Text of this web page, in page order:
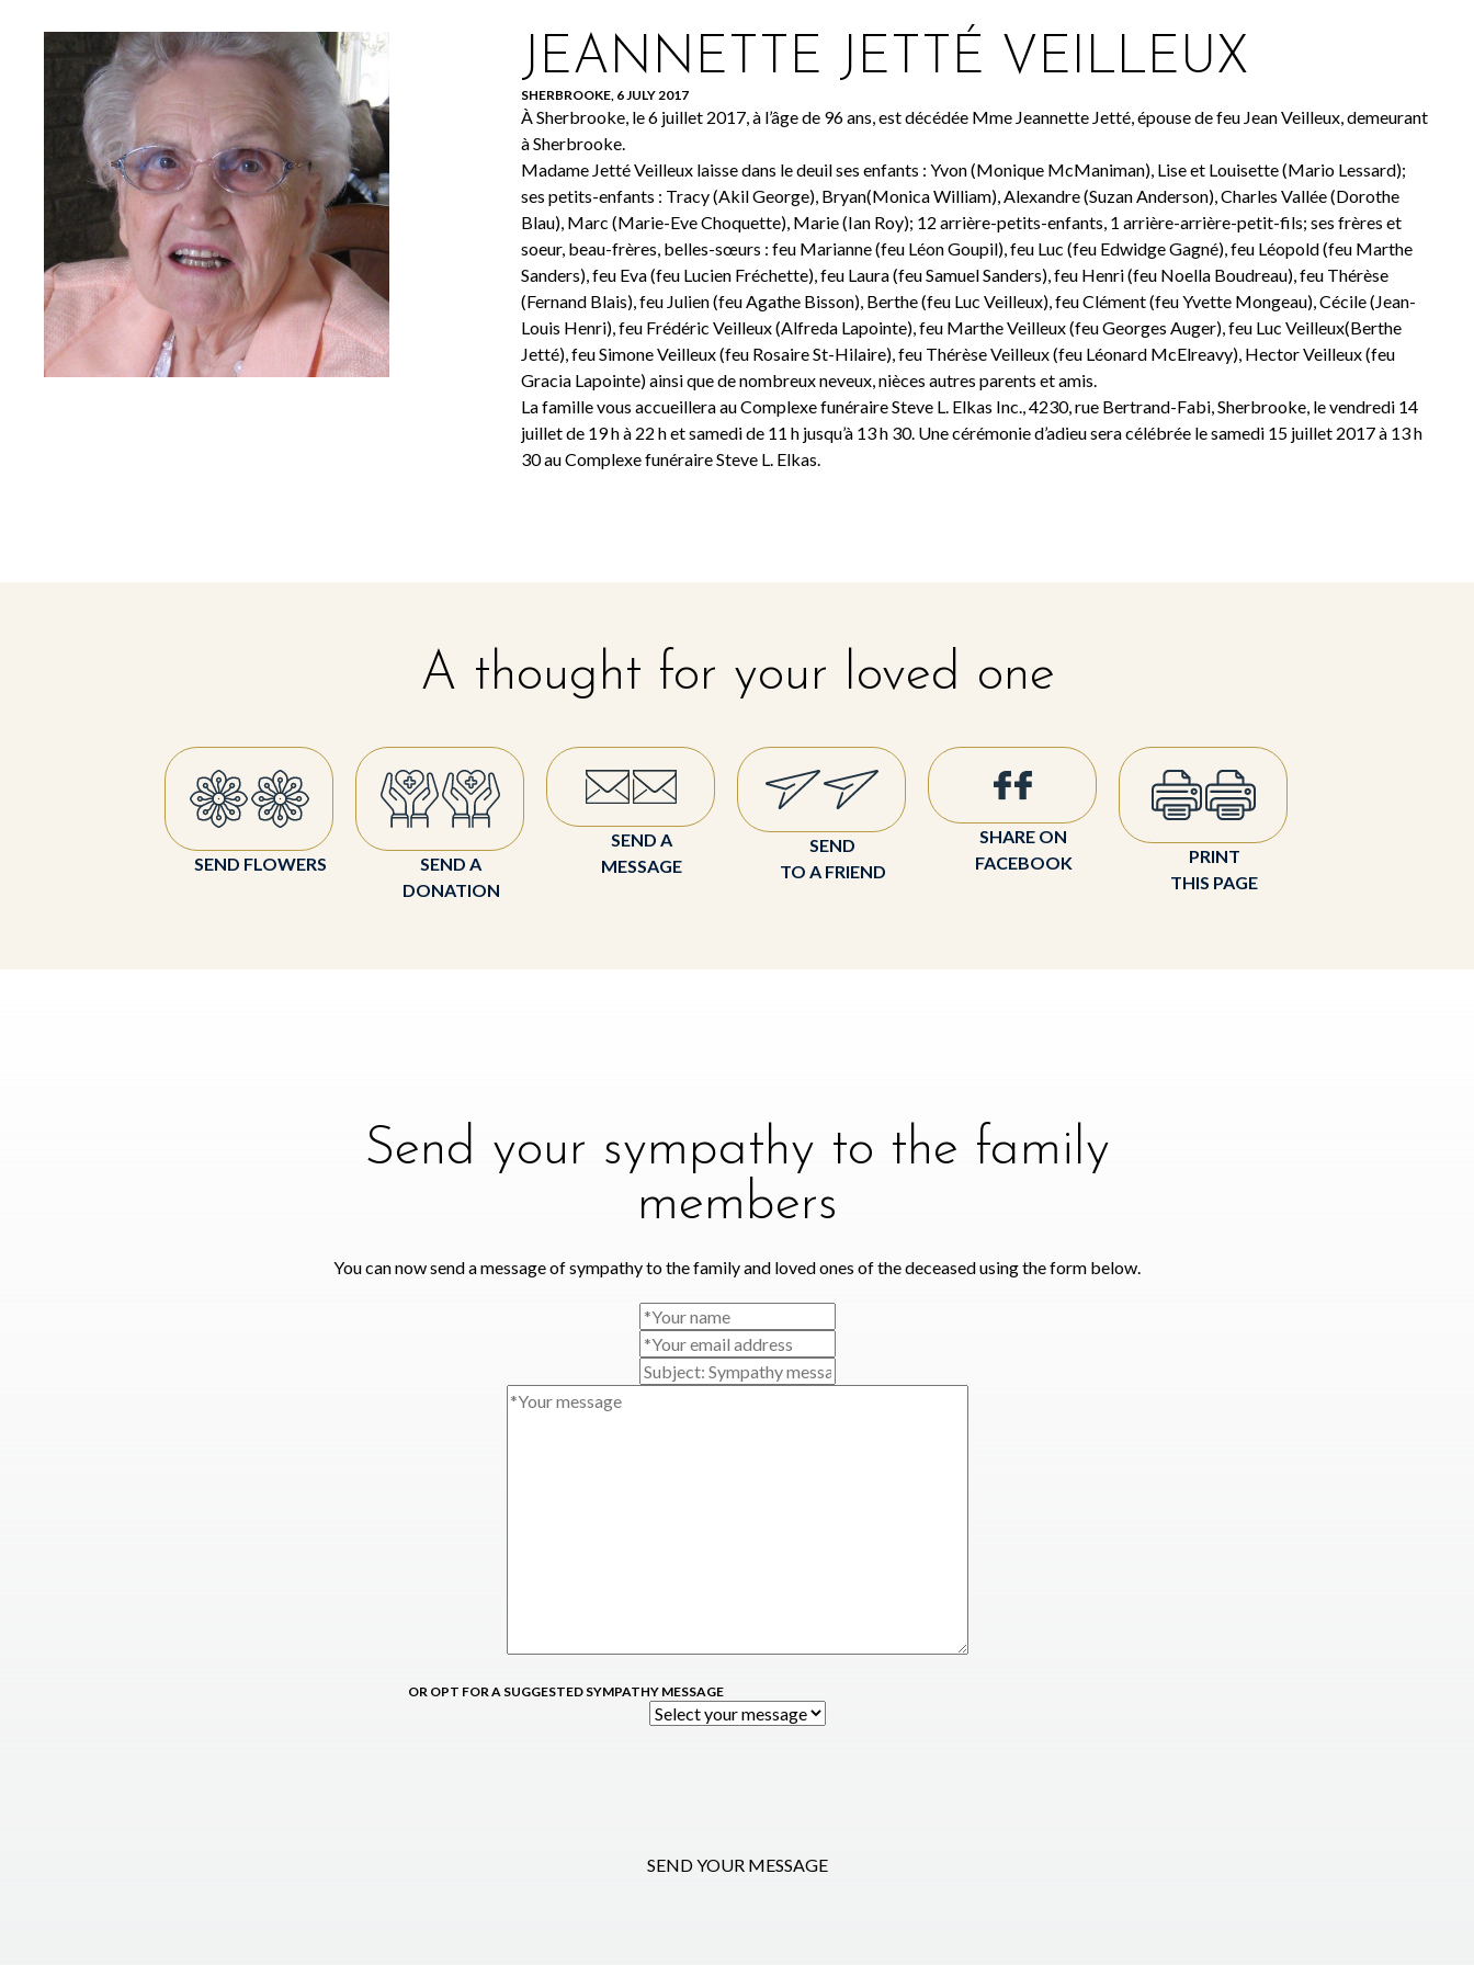
JEANNETTE JETTÉ VEILLEUX
SHERBROOKE, 6 JULY 2017
À Sherbrooke, le 6 juillet 2017, à l’âge de 96 ans, est décédée Mme Jeannette Jetté, épouse de feu Jean Veilleux, demeurant
à Sherbrooke.
Madame Jetté Veilleux laisse dans le deuil ses enfants : Yvon (Monique McManiman), Lise et Louisette (Mario Lessard);
ses petits-enfants : Tracy (Akil George), Bryan(Monica William), Alexandre (Suzan Anderson), Charles Vallée (Dorothe
Blau), Marc (Marie-Eve Choquette), Marie (Ian Roy); 12 arrière-petits-enfants, 1 arrière-arrière-petit-fils; ses frères et
soeur, beau-frères, belles-sœurs : feu Marianne (feu Léon Goupil), feu Luc (feu Edwidge Gagné), feu Léopold (feu Marthe
Sanders), feu Eva (feu Lucien Fréchette), feu Laura (feu Samuel Sanders), feu Henri (feu Noella Boudreau), feu Thérèse
(Fernand Blais), feu Julien (feu Agathe Bisson), Berthe (feu Luc Veilleux), feu Clément (feu Yvette Mongeau), Cécile (Jean-
Louis Henri), feu Frédéric Veilleux (Alfreda Lapointe), feu Marthe Veilleux (feu Georges Auger), feu Luc Veilleux(Berthe
Jetté), feu Simone Veilleux (feu Rosaire St-Hilaire), feu Thérèse Veilleux (feu Léonard McElreavy), Hector Veilleux (feu
Gracia Lapointe) ainsi que de nombreux neveux, nièces autres parents et amis.
La famille vous accueillera au Complexe funéraire Steve L. Elkas Inc., 4230, rue Bertrand-Fabi, Sherbrooke, le vendredi 14
juillet de 19 h à 22 h et samedi de 11 h jusqu’à 13 h 30. Une cérémonie d’adieu sera célébrée le samedi 15 juillet 2017 à 13 h
30 au Complexe funéraire Steve L. Elkas.
A thought for your loved one
SEND FLOWERS
SEND A
DONATION
SEND A
MESSAGE
SEND
TO A FRIEND
SHARE ON
FACEBOOK
PRINT
THIS PAGE
Send your sympathy to the family
members
You can now send a message of sympathy to the family and loved ones of the deceased using the form below.
OR OPT FOR A SUGGESTED SYMPATHY MESSAGE
SEND YOUR MESSAGE